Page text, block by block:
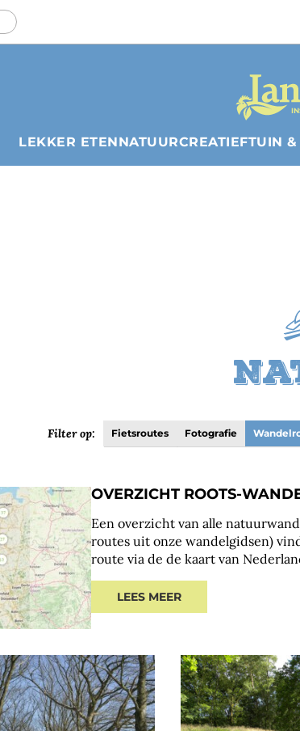
LEKKER ETENNATUURCREATIEFTUIN &
Filter op: Fietsroutes Fotografie
OVERZICHT ROOTS-
Een overzicht van alle
routes uit onze wandelgidsen)
route via de de kaart van
LEES MEER